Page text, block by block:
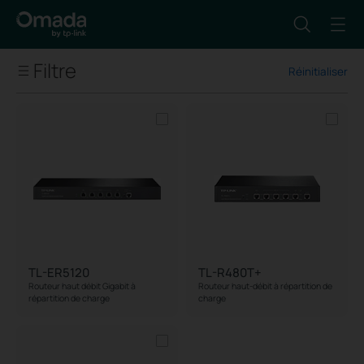
Réinitialiser
Filtre
Port
TL-ER5120
Routeur haut débit Gigabit à
répartition de charge
TL-R480T+
Routeur haut-débit à répartition de
charge